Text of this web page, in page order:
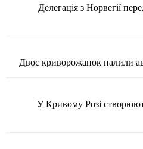
Делегація з Норвегії
Двоє криворожанок палили
У Кривому Розі